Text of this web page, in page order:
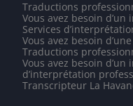
Traductions
Vous avez besoin
Services
Vous avez besoin
Traductions
Vous avez besoin
d’interprétation
Transcripteur La